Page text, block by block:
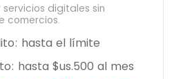
servicios digitales sin
comercios.
hasta el límite
hasta $us.500 al mes